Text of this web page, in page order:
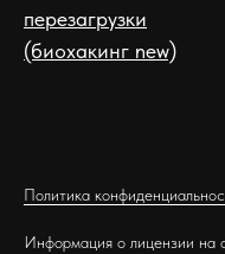
перезагрузки
(биохакинг new)
Политика
Информация о лицензии на